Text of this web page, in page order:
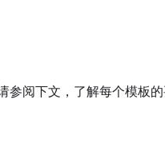
参阅下文，了解每个模板